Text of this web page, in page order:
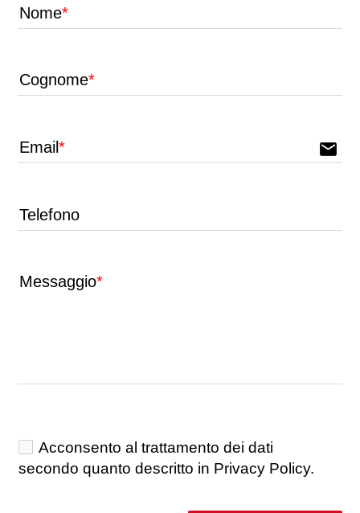
Nome
Cognome
Email email
Telefono
Messaggio
Acconsento al trattamento dei dati
secondo quanto descritto in Privacy Policy.